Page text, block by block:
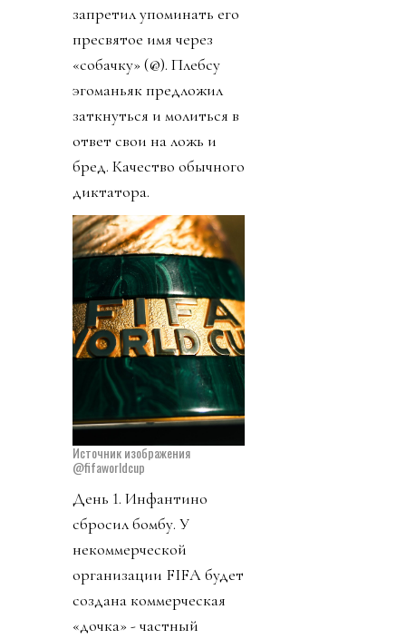
запретил упоминать его
пресвятое имя через
«собачку» (@). Плебсу
эгоманьяк предложил
заткнуться и молиться в
ответ свои на ложь и
бред. Качество обычного
диктатора.
Источник изображения
@fifaworldcup
День 1. Инфантино
сбросил бомбу. У
некоммерческой
организации FIFA будет
создана коммерческая
«дочка» - частный